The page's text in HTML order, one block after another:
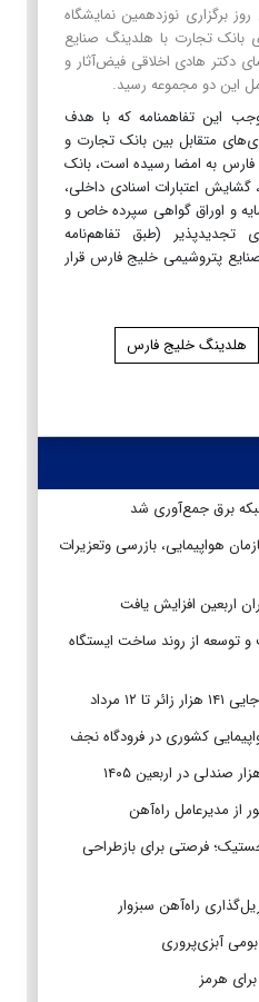
برگزاری نوزدهمین نمایشگاه
بانک تجارت با هلدینگ صنایع
دکتر هادی اخلاقی فیض‌آثار و
این دو مجموعه رسید.
این تفاهمنامه که با هدف
متقابل بین بانک تجارت و
به امضا رسیده است، بانک
اعتبارات اسنادی داخلی،
و اوراق گواهی سپرده خاص و
تجدیدپذیر (طبق تفاهم‌نامه
پتروشیمی خلیج فارس قرار
هلدینگ خلیج فارس
هواپیمایی، بازرسی وتعزیرات
اربعین افزایش یافت
توسعه از روند ساخت ایستگاه
کشوری در فرودگاه نجف
از مدیرعامل راه‌آهن
فرصتی برای بازطراحی
راه‌آهن سبزوار
آبزی‌پروری
هرمز